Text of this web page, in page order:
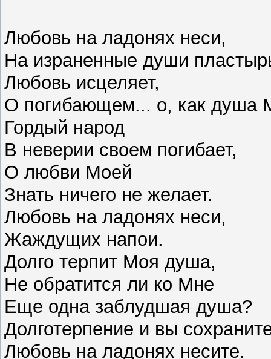
Любовь на ладонях неси,
На израненные души
Любовь исцеляет,
О погибающем... о, как душа
Гордый народ
В неверии своем погибает,
О любви Моей
Знать ничего не желает.
Любовь на ладонях неси,
Жаждущих напои.
Долго терпит Моя душа,
Не обратится ли ко Мне
Еще одна заблудшая душа?
Долготерпение и вы
Любовь на ладонях несите.